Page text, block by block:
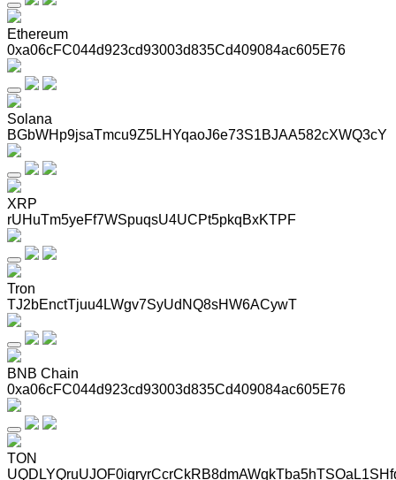
Ethereum
0xa06cFC044d923cd93003d835Cd409084ac605E76
Solana
BGbWHp9jsaTmcu9Z5LHYqaoJ6e73S1BJAA582cXWQ3cY
XRP
rUHuTm5yeFf7WSpuqsU4UCPt5pkqBxKTPF
Tron
TJ2bEnctTjuu4LWgv7SyUdNQ8sHW6ACywT
BNB Chain
0xa06cFC044d923cd93003d835Cd409084ac605E76
TON